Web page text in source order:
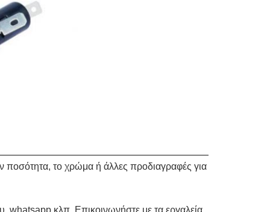
ποσότητα, το χρώμα ή άλλες προδιαγραφές για
whatsapp κλπ. Επικοινωνήστε με τα εργαλεία,